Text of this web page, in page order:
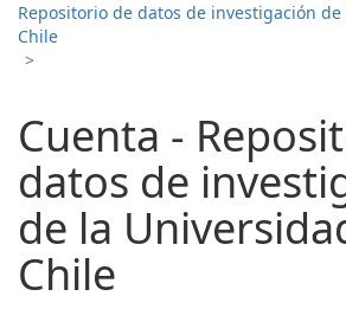
Repositorio de datos de investigación
Chile
>
Cuenta -
datos de
de la
Chile